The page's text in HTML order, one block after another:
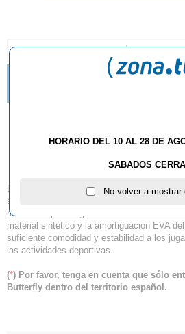
DESCRIPCIÓN Y
ZAPATILLAS BUTTERFLY
Zapatilla
Lezoline
Las Lezoline Unizes II impresionan por su
su construcción ligera y flexible y su precio
malla transpirable garantiza un buen clima
material sintético y la amortiguación EVA
suficiente comodidad y estabilidad a los
las actividades deportivas.
(*) Por favor, tenga en cuenta que sólo
Butterfly dentro del territorio español.
HORARIO DEL 10 AL 28 DE
SABADOS
No volver a mostrar